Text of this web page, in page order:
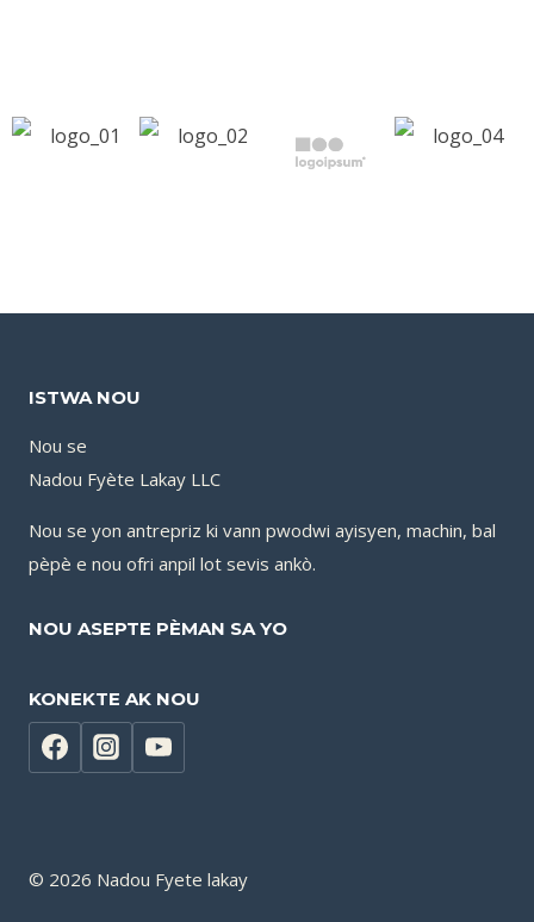
ISTWA NOU
Nou se
Nadou Fyète Lakay LLC
Nou se yon antrepriz ki vann pwodwi ayisyen, machin, bal
pèpè e nou ofri anpil lot sevis ankò.
NOU ASEPTE PÈMAN SA YO
KONEKTE AK NOU
© 2026 Nadou Fyete lakay